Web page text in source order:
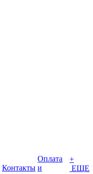
Контакты
Оплата
и
+
ЕЩЕ